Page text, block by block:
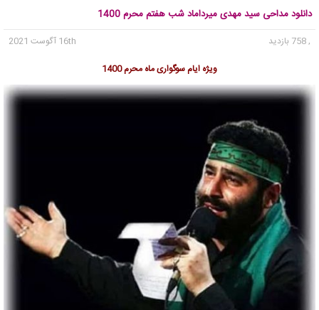
دانلود مداحی سید مهدی میرداماد شب هفتم محرم 1400
, 758 بازدید
16th آگوست 2021
ویژه ایام سوگواری ماه محرم 1400